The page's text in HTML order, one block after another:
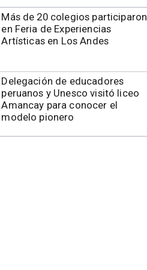
Más de 20 colegios participaron
en Feria de Experiencias
Artísticas en Los Andes
Delegación de educadores
peruanos y Unesco visitó liceo
Amancay para conocer el
modelo pionero